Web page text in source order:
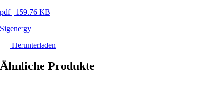
pdf | 159.76 KB
Sigenergy
Herunterladen
Ähnliche Produkte